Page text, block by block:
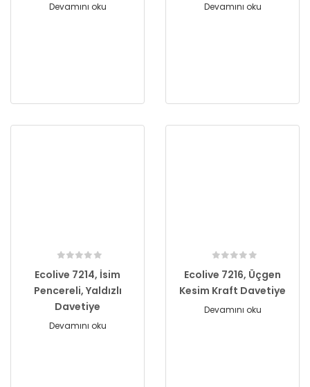
Devamını oku Devamını oku
Ecolive 7214, İsim
Pencereli, Yaldızlı
Davetiye
Devamını oku
Ecolive 7216, Üçgen
Kesim Kraft Davetiye
Devamını oku